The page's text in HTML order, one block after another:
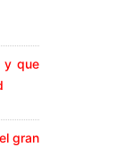
y que
gran